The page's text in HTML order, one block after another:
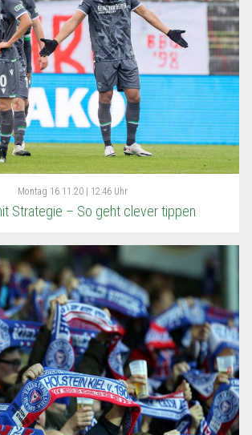
Montag 16.11.20 | 12:46 Uhr
Strategie – So geht clever tippen